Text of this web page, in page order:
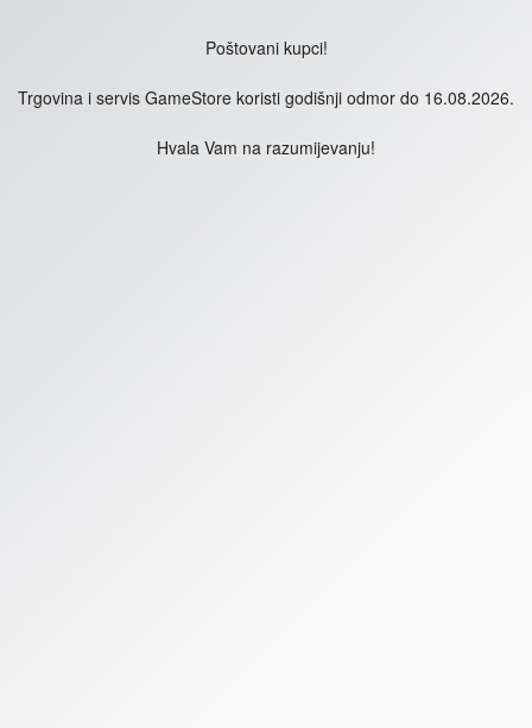
Poštovani kupci!
Trgovina i servis GameStore koristi godišnji odmor do 16.08.2026.
Hvala Vam na razumijevanju!